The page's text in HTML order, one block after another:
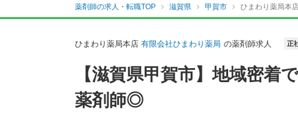
薬剤師の求人・転職TOP 滋賀県 甲賀市 ひまわり薬局本
ひまわり薬局本店 有限会社ひまわり薬局 の薬剤師求人 正
【滋賀県甲賀市】地域密着
薬剤師◎